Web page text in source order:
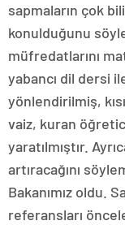
sapmaların çok
konulduğunu
müfredatlarını
yabancı dil dersi
yönlendirilmiş,
vaiz, kuran
yaratılmıştır.
artıracağını
Bakanımız oldu.
referansları